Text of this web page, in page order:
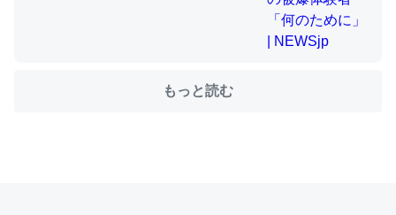
ちぼちRingも置こうかと画策中。あと、Googleマップで
もっと読む